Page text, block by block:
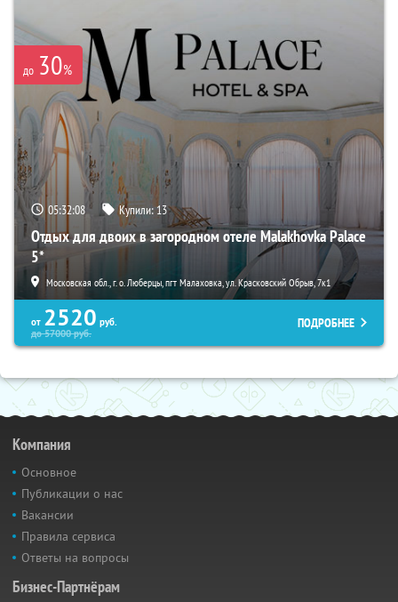
до 30%
05:32:07 Купили:13
Отдых для двоих в загородном отеле Malakhovka Palace
5*
Московская обл., г. о. Люберцы, пгт Малаховка, ул. Красковский Обрыв, 7к1
от 2520 руб.
до57000руб.
ПОДРОБНЕЕ
Компания
Основное
Публикации о нас
Вакансии
Правила сервиса
Ответы на вопросы
Бизнес-Партнёрам